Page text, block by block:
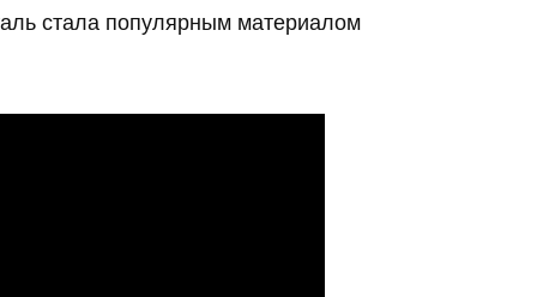
стала популярным материалом